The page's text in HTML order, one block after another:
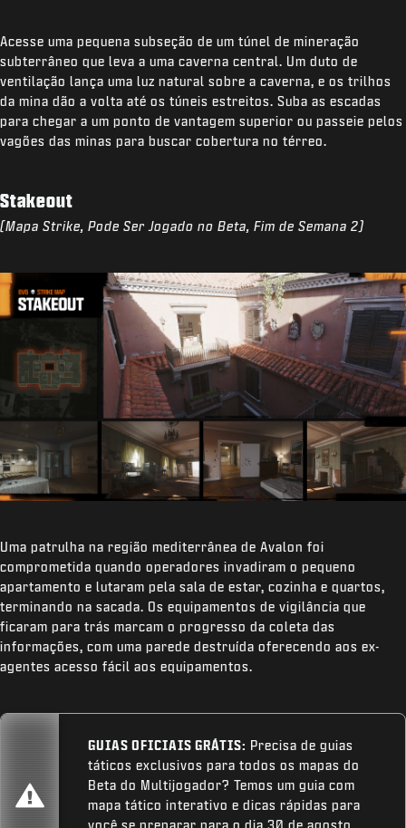
Acesse uma pequena subseção de um túnel de mineração
subterrâneo que leva a uma caverna central. Um duto de
ventilação lança uma luz natural sobre a caverna, e os trilhos
da mina dão a volta até os túneis estreitos. Suba as escadas
para chegar a um ponto de vantagem superior ou passeie pelos
vagões das minas para buscar cobertura no térreo.
Stakeout
(Mapa Strike, Pode Ser Jogado no Beta, Fim de Semana 2)
Uma patrulha na região mediterrânea de Avalon foi
comprometida quando operadores invadiram o pequeno
apartamento e lutaram pela sala de estar, cozinha e quartos,
terminando na sacada. Os equipamentos de vigilância que
ficaram para trás marcam o progresso da coleta das
informações, com uma parede destruída oferecendo aos ex-
agentes acesso fácil aos equipamentos.
GUIAS OFICIAIS GRÁTIS: Precisa de guias
táticos exclusivos para todos os mapas do
Beta do Multijogador? Temos um guia com
mapa tático interativo e dicas rápidas para
você se preparar para o dia 30 de agosto.